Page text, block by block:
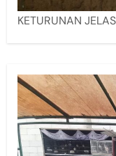
KETURUNAN